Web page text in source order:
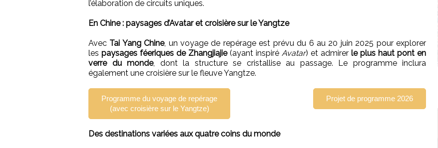
l’élaboration de circuits uniques.
En Chine : paysages d’Avatar et croisière sur le Yangtze
Avec Tai Yang Chine, un voyage de repérage est prévu du 6 au 20 juin 2025 pour explorer
les paysages féeriques de Zhangjiajie(ayant inspiré Avatar) et admirer le plus haut pont en
verre du monde, dont la structure se cristallise au passage. Le programme inclura
également une croisière sur le fleuve Yangtze.
Programme du voyage de repérage
(avec croisière sur le Yangtze)
Projet de programme 2026
Des destinations variées aux quatre coins du monde